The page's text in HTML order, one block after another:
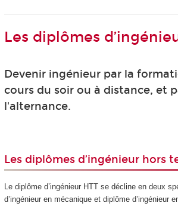
Les diplômes
Devenir ingénieur par la
cours du soir ou à distance, et
l'alternance.
Les diplômes d’ingénieur hors
Le diplôme d’ingénieur HTTse décline en deux
d’ingénieur en mécanique et diplôme d’ingénieur